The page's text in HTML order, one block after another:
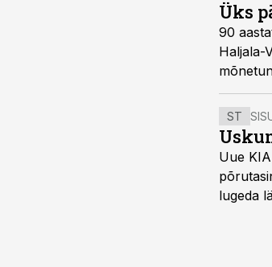
Üks
90
Haljala-
ST
Uue
lugeda